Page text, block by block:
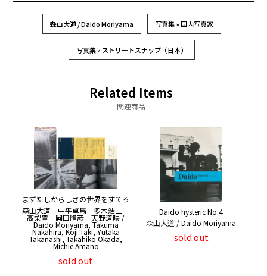
森山大道 / Daido Moriyama 写真集 » 国内写真家
写真集 » ストリートスナップ（日本）
Related Items
関連商品
まずたしからしさの世界をすてろ
森山大道 中平卓馬 多木浩二
高梨豊 岡田隆彦 天野道映 /
Daido Moriyama, Takuma
Nakahira, Koji Taki, Yutaka
Takanashi, Takahiko Okada,
Michie Amano
sold out
Daido hysteric No.4
森山大道 / Daido Moriyama
sold out